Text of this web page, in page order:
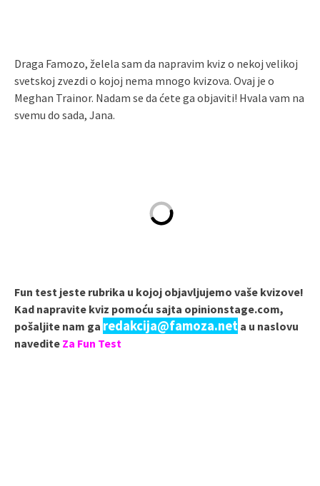
Draga Famozo, želela sam da napravim kviz o nekoj velikoj
svetskoj zvezdi o kojoj nema mnogo kvizova. Ovaj je o
Meghan Trainor. Nadam se da ćete ga objaviti! Hvala vam na
svemu do sada, Jana.
Fun test jeste rubrika u kojoj objavljujemo vaše kvizove!
Kad napravite kviz pomoću sajta opinionstage.com,
pošaljite nam ga redakcija@famoza.net a u naslovu
navedite Za Fun Test